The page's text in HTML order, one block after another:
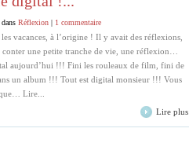
Réflexion | 1 commentaire
vacances, à l’origine ! Il y avait des réflexions,
une petite tranche de vie, une réflexion…
aujourd’hui !!! Fini les rouleaux de film, fini de
un album !!! Tout est digital monsieur !!! Vous
Lire...
Lire plus